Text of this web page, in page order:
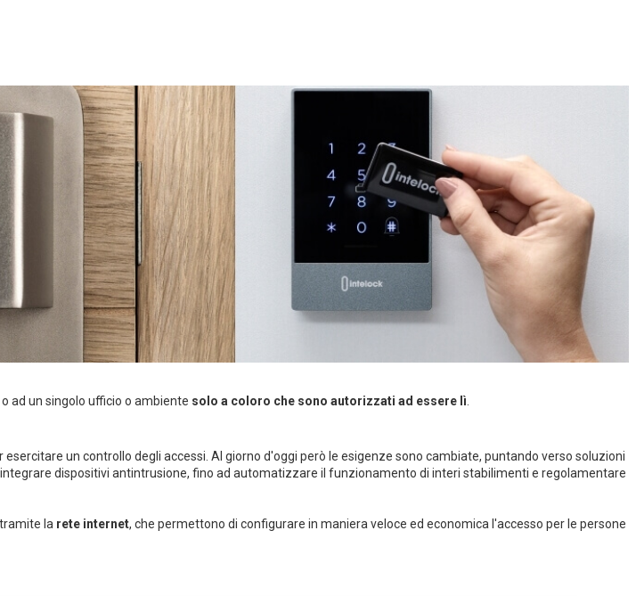
o ad un singolo ufficio o ambiente solo a coloro che sono autorizzati ad essere lì
un controllo degli accessi. Al giorno d'oggi però le esigenze sono cambiate, puntando verso soluzioni
dispositivi antintrusione, fino ad automatizzare il funzionamento di interi stabilimenti e regolamentare
la rete internet, che permettono di configurare in maniera veloce ed economica l'accesso per le persone